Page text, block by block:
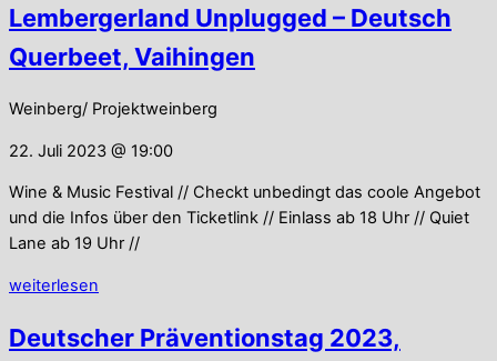
Lembergerland Unplugged – Deutsch
Querbeet, Vaihingen
Weinberg/ Projektweinberg
22. Juli 2023 @ 19:00
Wine & Music Festival // Checkt unbedingt das coole Angebot
und die Infos über den Ticketlink // Einlass ab 18 Uhr // Quiet
Lane ab 19 Uhr //
weiterlesen
Deutscher Präventionstag 2023,